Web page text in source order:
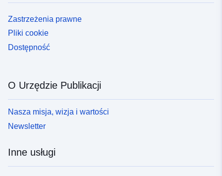
Zastrzeżenia prawne
Pliki cookie
Dostępność
O Urzędzie Publikacji
Nasza misja, wizja i wartości
Newsletter
Inne usługi